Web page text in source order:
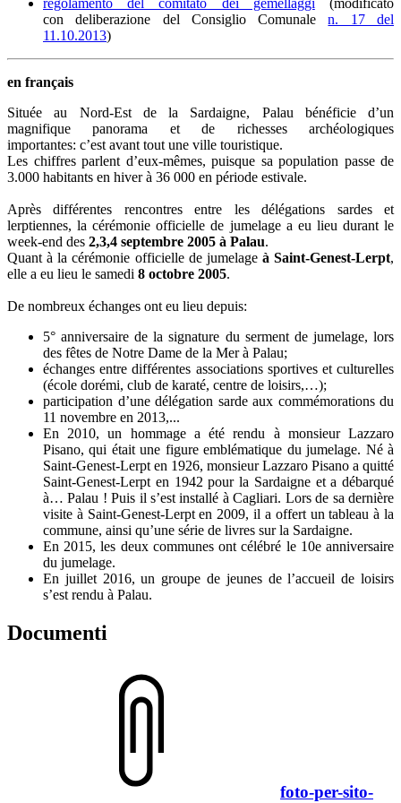
con deliberazione del Consiglio Comunalen. 17 del
11.10.2013)
en français
Située au Nord-Est de la Sardaigne, Palau bénéficie d’un
magnifique panorama et de richesses archéologiques
importantes: c’est avant tout une ville touristique.
Les chiffres parlent d’eux-mêmes, puisque sa population passe de
3.000 habitants en hiver à 36 000 en période estivale.
Après différentes rencontres entre les délégations sardes et
lerptiennes, la cérémonie officielle de jumelage a eu lieu durant le
week-end des 2,3,4 septembre 2005 à Palau.
Quant à la cérémonie officielle de jumelage à Saint-Genest-Lerpt,
elle a eu lieu le samedi 8 octobre 2005.
De nombreux échanges ont eu lieu depuis:
5° anniversaire de la signature du serment de jumelage, lors
des fêtes de Notre Dame de la Mer à Palau;
échanges entre différentes associations sportives et culturelles
(école dorémi, club de karaté, centre de loisirs,…);
participation d’une délégation sarde aux commémorations du
11 novembre en 2013,...
En 2010, un hommage a été rendu à monsieur Lazzaro
Pisano, qui était une figure emblématique du jumelage. Né à
Saint-Genest-Lerpt en 1926, monsieur Lazzaro Pisano a quitté
Saint-Genest-Lerpt en 1942 pour la Sardaigne et a débarqué
à… Palau ! Puis il s’est installé à Cagliari. Lors de sa dernière
visite à Saint-Genest-Lerpt en 2009, il a offert un tableau à la
commune, ainsi qu’une série de livres sur la Sardaigne.
En 2015, les deux communes ont célébré le 10e anniversaire
du jumelage.
En juillet 2016, un groupe de jeunes de l’accueil de loisirs
s’est rendu à Palau.
Documenti
foto-per-sito-